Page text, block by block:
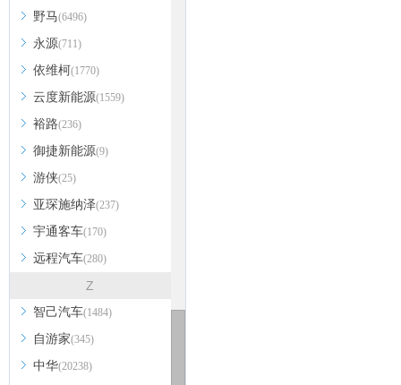
野马(6496)
永源(711)
依维柯(1770)
云度新能源(1559)
裕路(236)
御捷新能源(9)
游侠(25)
亚琛施纳泽(237)
宇通客车(170)
远程汽车(280)
Z
智己汽车(1484)
自游家(345)
中华(20238)